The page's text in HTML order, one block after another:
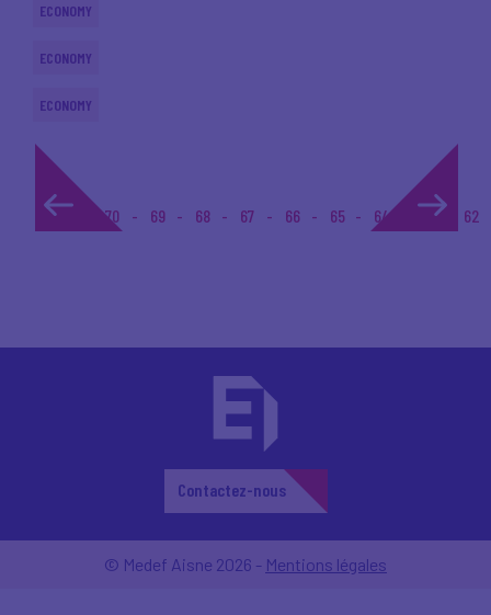
ECONOMY
ECONOMY
ECONOMY
1... 70 69 68 67 66 65 64 63 62
Contactez-nous
© Medef Aisne 2026 - Mentions légales